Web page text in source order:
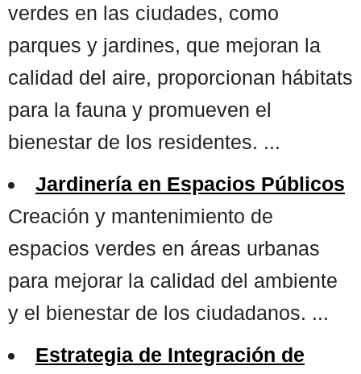
verdes en las ciudades, como
parques y jardines, que mejoran la
calidad del aire, proporcionan hábitats
para la fauna y promueven el
bienestar de los residentes. ...
Jardinería en Espacios Públicos
Creación y mantenimiento de
espacios verdes en áreas urbanas
para mejorar la calidad del ambiente
y el bienestar de los ciudadanos. ...
Estrategia de Integración de